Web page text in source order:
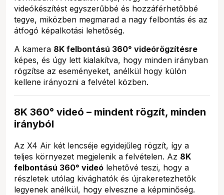
videókészítést egyszerűbbé és hozzáférhetőbbé
tegye, miközben megmarad a nagy felbontás és az
átfogó képalkotási lehetőség.
A kamera 8K felbontású 360° videórögzítésre
képes, és úgy lett kialakítva, hogy minden irányban
rögzítse az eseményeket, anélkül hogy külön
kellene irányozni a felvétel közben.
8K 360° videó – mindent rögzít, minden
irányból
Az X4 Air két lencséje egyidejűleg rögzít, így a
teljes környezet megjelenik a felvételen. Az 8K
felbontású 360° videó lehetővé teszi, hogy a
részletek utólag kivághatók és újrakeretezhetők
legyenek anélkül, hogy elveszne a képminőség.